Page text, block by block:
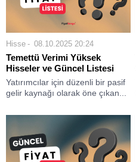
Hisse 08.10.2025 20:24
Temettü Verimi Yüksek
Hisseler ve Güncel Listesi
Yatırımcılar için düzenli bir pasif
gelir kaynağı olarak öne çıkan...